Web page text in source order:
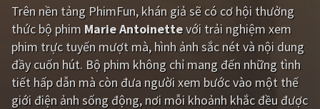
PHIM BỘ
PHIM LẺ
PHIM CHIẾU RẠP
TUYỂN TẬP PHIM
Trên nền tảng PhimFun, khán giả sẽ có cơ hội thưởng
thức bộ phim Marie Antoinettevới trải nghiệm xem
phim trực tuyến mượt mà, hình ảnh sắc nét và nội dung
đầy cuốn hút. Bộ phim không chỉ mang đến những tình
tiết hấp dẫn mà còn đưa người xem bước vào một thế
giới điện ảnh sống động, nơi mỗi khoảnh khắc đều được